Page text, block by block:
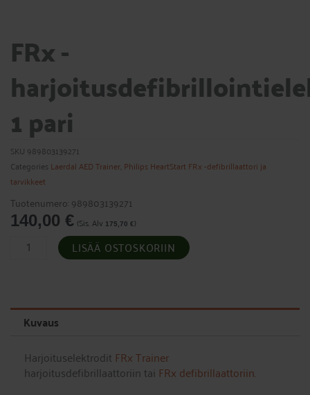
FRx -
1 pari
SKU 989803139271
Categories Laerdal AED Trainer Philips HeartStart FRx -defibrillaattori ja
tarvikkeet
Tuotenumero: 989803139271
140,00 € (Sis. Alv 175,70 €)
FRx
pari
määrä
LISÄÄ OSTOSKORIIN
Kuvaus
Harjoituselektrodit FRx Trainer
harjoitusdefibrillaattoriin tai FRx defibrillaattoriin.